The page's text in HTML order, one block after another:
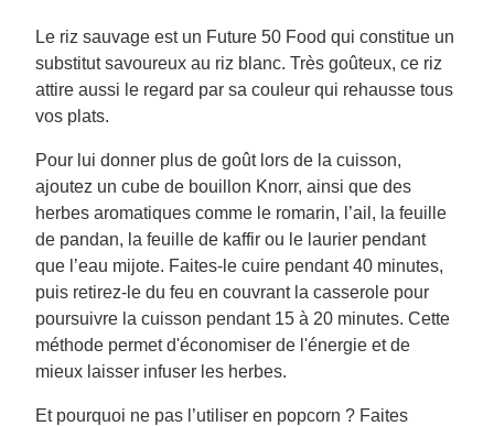
Occasions
Snackpots
Le riz sauvage est un Future 50 Food qui constitue un
substitut savoureux au riz blanc. Très goûteux, ce riz
attire aussi le regard par sa couleur qui rehausse tous
vos plats.
Pour lui donner plus de goût lors de la cuisson,
ajoutez un cube de bouillon Knorr, ainsi que des
herbes aromatiques comme le romarin, l’ail, la feuille
de pandan, la feuille de kaffir ou le laurier pendant
que l’eau mijote. Faites-le cuire pendant 40 minutes,
puis retirez-le du feu en couvrant la casserole pour
poursuivre la cuisson pendant 15 à 20 minutes. Cette
méthode permet d'économiser de l'énergie et de
mieux laisser infuser les herbes.
Et pourquoi ne pas l’utiliser en popcorn ? Faites